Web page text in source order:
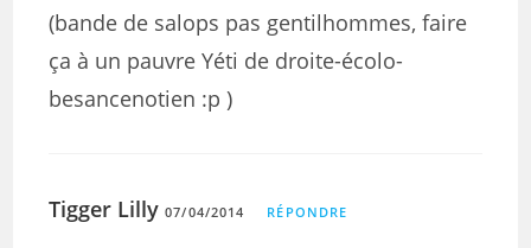
(bande de salops pas gentilhommes, faire
ça à un pauvre Yéti de droite-écolo-
besancenotien :p )
Tigger Lilly 07/04/2014 RÉPONDRE